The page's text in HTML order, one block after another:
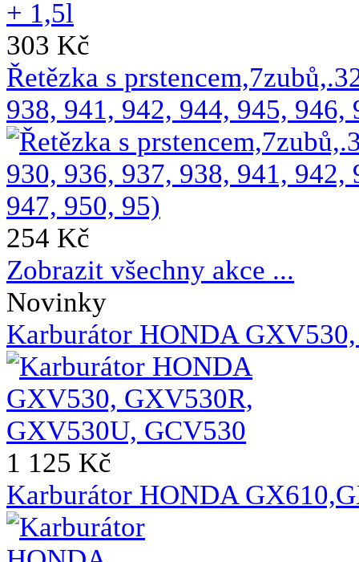
303 Kč
Řetězka s
938, 941, 942, 944, 945, 946,
254 Kč
Zobrazit všechny akce ...
Novinky
Karburátor HONDA
1 125 Kč
Karburátor HONDA